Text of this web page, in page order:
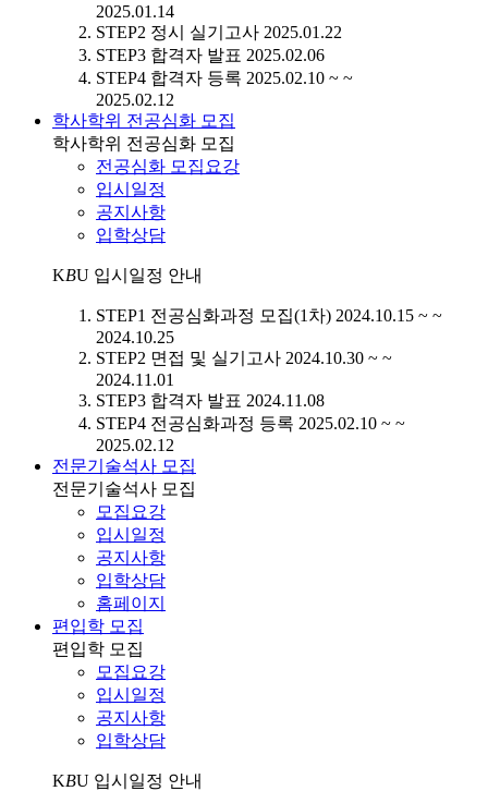
2025.01.14
STEP2 정시 실기고사 2025.01.22
STEP3 합격자 발표 2025.02.06
STEP4 합격자 등록 2025.02.10 ~ ~
2025.02.12
학사학위 전공심화 모집
학사학위 전공심화 모집
전공심화 모집요강
입시일정
공지사항
입학상담
KBU 입시일정 안내
STEP1 전공심화과정 모집(1차) 2024.10.15 ~ ~
2024.10.25
STEP2 면접 및 실기고사 2024.10.30 ~ ~
2024.11.01
STEP3 합격자 발표 2024.11.08
STEP4 전공심화과정 등록 2025.02.10 ~ ~
2025.02.12
전문기술석사 모집
전문기술석사 모집
모집요강
입시일정
공지사항
입학상담
홈페이지
편입학 모집
편입학 모집
모집요강
입시일정
공지사항
입학상담
KBU 입시일정 안내